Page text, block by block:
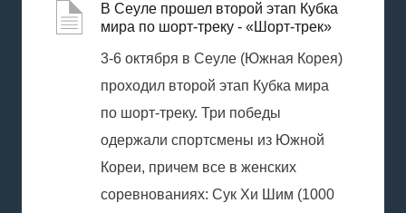
В Сеуле прошел второй этап Кубка
мира по шорт-треку - «Шорт-трек»
3-6 октября в Сеуле (Южная Корея)
проходил второй этап Кубка мира
по шорт-треку. Три победы
одержали спортсмены из Южной
Кореи, причем все в женских
соревнованиях: Сук Хи Шим (1000